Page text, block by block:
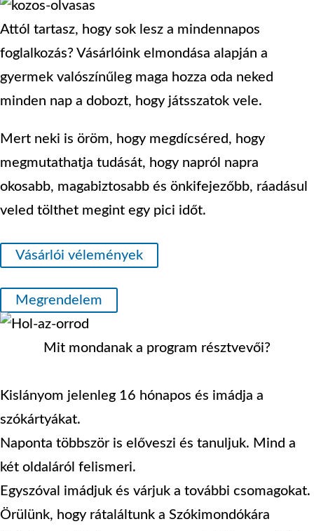
Attól tartasz, hogy sok lesz a mindennapos
foglalkozás? Vásárlóink elmondása alapján a
gyermek valószínűleg maga hozza oda neked
minden nap a dobozt, hogy játsszatok vele.
Mert neki is öröm, hogy megdícséred, hogy
megmutathatja tudását, hogy napról napra
okosabb, magabiztosabb és önkifejezőbb, ráadásul
veled tölthet megint egy pici időt.
Vásárlói vélemények
Megrendelem
Mit mondanak a program résztvevői?
Kislányom jelenleg 16 hónapos és imádja a
szókártyákat.
Naponta többször is előveszi és tanuljuk. Mind a
két oldaláról felismeri.
Egyszóval imádjuk és várjuk a további csomagokat.
Örülünk, hogy rátaláltunk a Szókimondókára